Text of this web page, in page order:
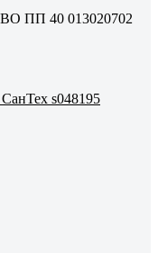
ПП 40 013020702